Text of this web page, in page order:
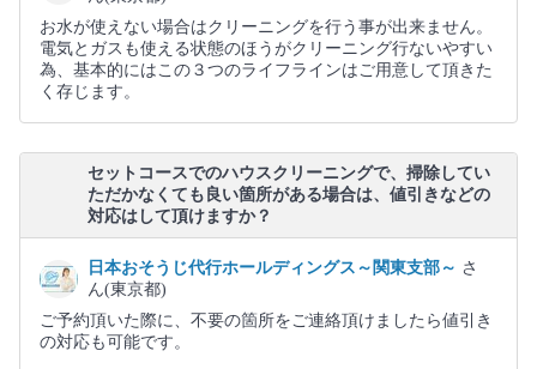
お水が使えない場合はクリーニングを行う事が出来ません。
電気とガスも使える状態のほうがクリーニング行ないやすい
為、基本的にはこの３つのライフラインはご用意して頂きた
く存じます。
セットコースでのハウスクリーニングで、掃除してい
ただかなくても良い箇所がある場合は、値引きなどの
対応はして頂けますか？
日本おそうじ代行ホールディングス～関東支部～ さ
ん(東京都)
ご予約頂いた際に、不要の箇所をご連絡頂けましたら値引き
の対応も可能です。